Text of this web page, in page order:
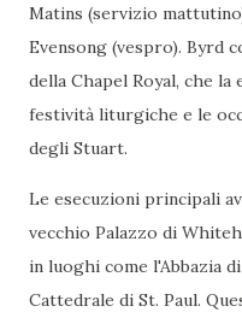
Matins (servizio
Evensong (vespro). Byrd
della Chapel Royal, che
festività liturgiche e le
degli Stuart.
Le esecuzioni principali
vecchio Palazzo di
in luoghi come l'Abbazia
Cattedrale di St. Paul.